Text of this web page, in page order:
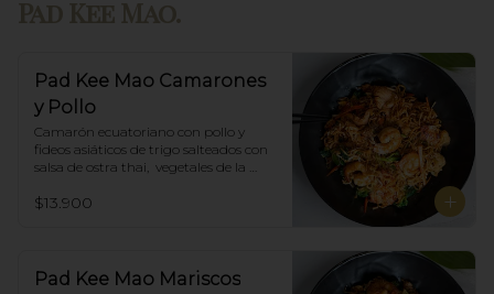
Pad Kee Mao Camarones
y Pollo
Camarón ecuatoriano con pollo y
fideos asiáticos de trigo salteados con
salsa de ostra thai,  vegetales de la
$13.900
Pad Kee Mao Mariscos